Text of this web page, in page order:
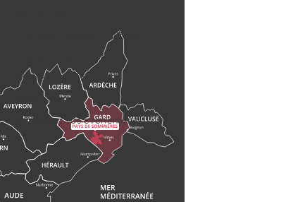
Visites guidées de l'Office
Ateliers et démos
Stages
Annoncez vos évènements